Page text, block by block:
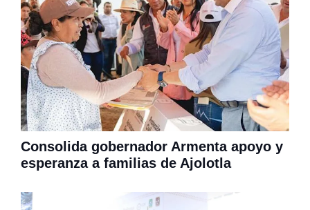
Consolida gobernador Armenta apoyo y
esperanza a familias de Ajolotla